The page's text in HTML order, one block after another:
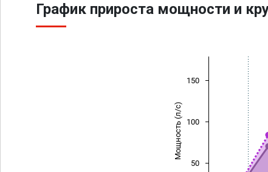
График прироста мощности и
Мощность (л/с)
50
100
150